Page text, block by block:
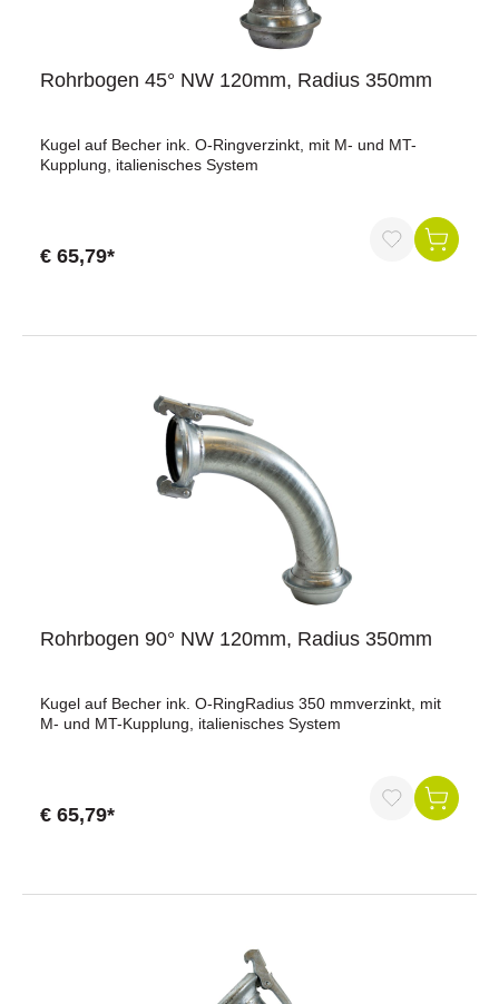
Rohrbogen 45° NW 120mm, Radius 350mm
Kugel auf Becher ink. O-Ringverzinkt, mit M- und MT-
Kupplung, italienisches System
€ 65,79*
Rohrbogen 90° NW 120mm, Radius 350mm
Kugel auf Becher ink. O-RingRadius 350 mmverzinkt, mit
M- und MT-Kupplung, italienisches System
€ 65,79*